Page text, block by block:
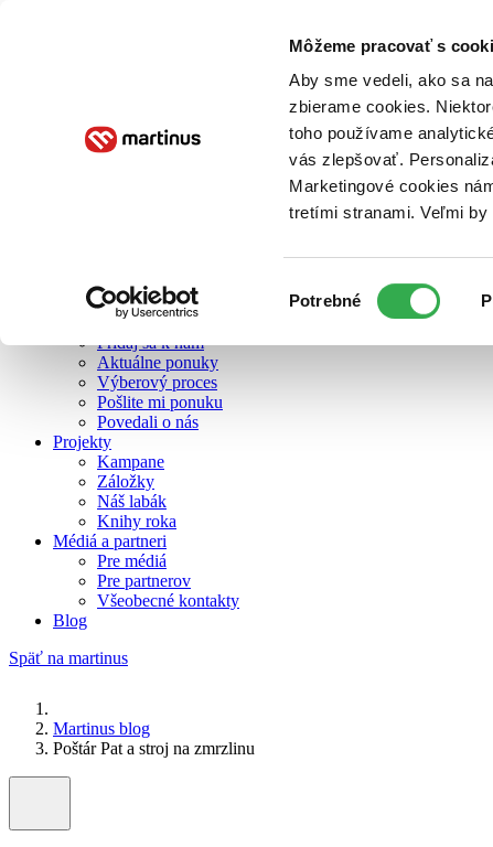
Môžeme pracovať s
Aby sme vedeli, ako sa
zbierame cookies.
toho používame
vás zlepšovať.
Marketingové cookies
tretími stranami. Veľmi
súhlasu
Potrebné
O nás
Zelený Martinus
Nerobíme rozdiely
Pridaj sa k nám
Aktuálne ponuky
Výberový proces
Pošlite mi ponuku
Povedali o nás
Projekty
Kampane
Záložky
Náš labák
Knihy roka
Médiá a partneri
Pre médiá
Pre partnerov
Všeobecné kontakty
Blog
Späť na martinus
Martinus blog
Poštár Pat a stroj na zmrzlinu